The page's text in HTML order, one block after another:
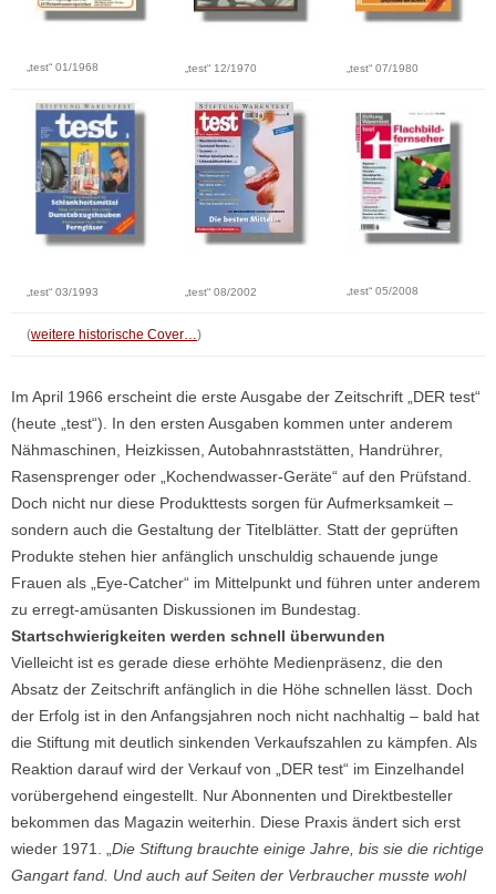
„test“ 01/1968 „test“ 12/1970 „test“ 07/1980
„test“ 03/1993 „test“ 08/2002 „test“ 05/2008
(weitere historische Cover… )
Im April 1966 erscheint die erste Ausgabe der Zeitschrift „DER test“
(heute „test“). In den ersten Ausgaben kommen unter anderem
Nähmaschinen, Heizkissen, Autobahnraststätten, Handrührer,
Rasensprenger oder „Kochendwasser-Geräte“ auf den Prüfstand.
Doch nicht nur diese Produkttests sorgen für Aufmerksamkeit –
sondern auch die Gestaltung der Titelblätter. Statt der geprüften
Produkte stehen hier anfänglich unschuldig schauende junge
Frauen als „Eye-Catcher“ im Mittelpunkt und führen unter anderem
zu erregt-amüsanten Diskussionen im Bundestag.
Startschwierigkeiten werden schnell überwunden
Vielleicht ist es gerade diese erhöhte Medienpräsenz, die den
Absatz der Zeitschrift anfänglich in die Höhe schnellen lässt. Doch
der Erfolg ist in den Anfangsjahren noch nicht nachhaltig – bald hat
die Stiftung mit deutlich sinkenden Verkaufszahlen zu kämpfen. Als
Reaktion darauf wird der Verkauf von „DER test“ im Einzelhandel
vorübergehend eingestellt. Nur Abonnenten und Direktbesteller
bekommen das Magazin weiterhin. Diese Praxis ändert sich erst
wieder 1971. „ Die Stiftung brauchte einige Jahre, bis sie die richtige
Gangart fand. Und auch auf Seiten der Verbraucher musste wohl